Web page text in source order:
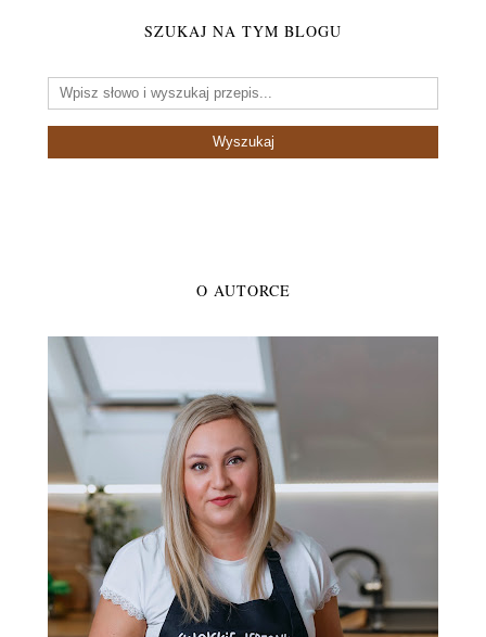
SZUKAJ NA TYM BLOGU
O AUTORCE